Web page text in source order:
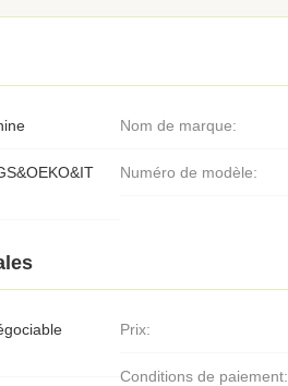
Nom de marque:
Numéro de modèle:
Prix:
Conditions de paiement: